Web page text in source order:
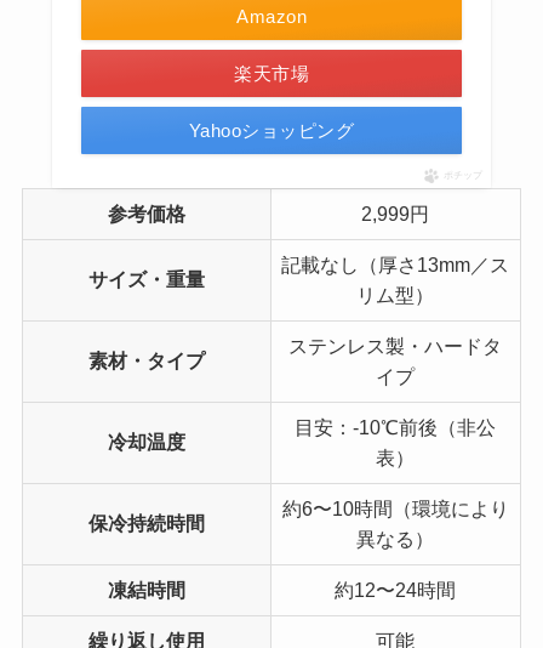
Amazon
楽天市場
Yahooショッピング
ポチップ
参考価格 2,999円
サイズ・重量
記載なし（厚さ13mm／ス
リム型）
素材・タイプ
ステンレス製・ハードタ
イプ
冷却温度
目安：-10℃前後（非公
表）
保冷持続時間
約6〜10時間（環境により
異なる）
凍結時間 約12〜24時間
繰り返し使用 可能